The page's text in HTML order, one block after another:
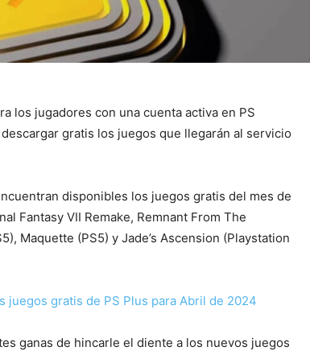
los jugadores con una cuenta activa en PS
gratis los juegos que llegarán al servicio
disponibles los juegos gratis del mes de
Fantasy VII Remake, Remnant From The
Maquette (PS5) y Jade’s Ascension (Playstation
juegos gratis de PS Plus para Abril de 2024
ganas de hincarle el diente a los nuevos juegos